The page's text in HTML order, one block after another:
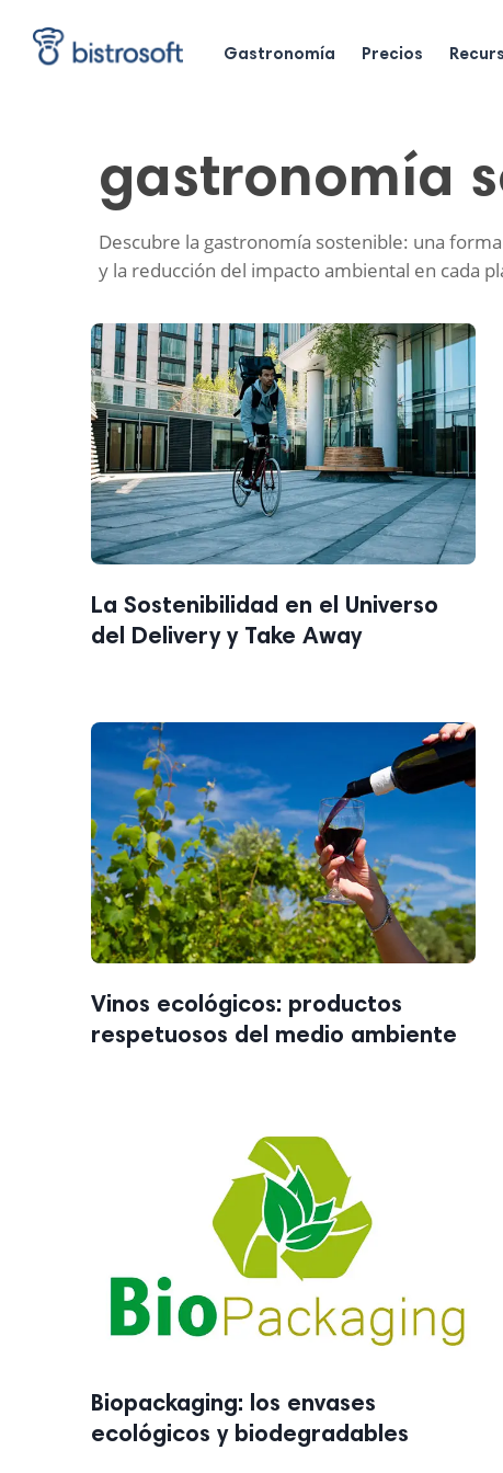
main
Gastronomía Precios
gastronomía
Descubre la gastronomía sostenible: una
y la reducción del impacto ambiental en cada
La Sostenibilidad en el Universo
del Delivery y Take Away
Vinos ecológicos: productos
respetuosos del medio ambiente
Biopackaging: los envases
ecológicos y biodegradables